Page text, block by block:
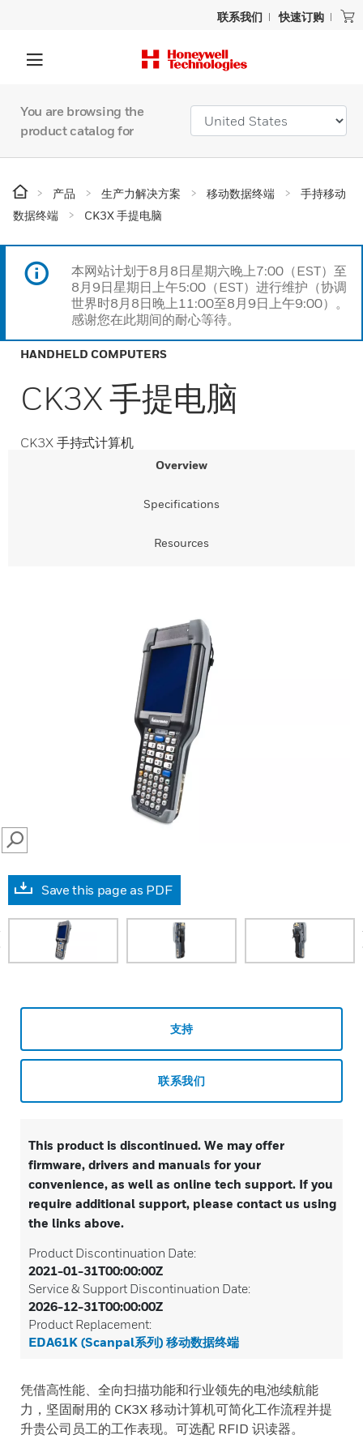
联系我们 快速订购
You are browsing the
product catalog for
产品 生产力解决方案 移动数据终端
手持移动
数据终端
CK3X 手提电脑
本网站计划于8月8日星期六晚上7:00（EST）至
8月9日星期日上午5:00（EST）进行维护（协调
世界时8月8日晚上11:00至8月9日上午9:00）。
感谢您在此期间的耐心等待。
HANDHELD COMPUTERS
CK3X 手提电脑
CK3X 手持式计算机
Overview
Specifications
Resources
SEARCH
Save this page as PDF
支持
联系我们
This product is discontinued. We may offer
firmware, drivers and manuals for your
convenience, as well as online tech support. If you
require additional support, please contact us using
the links above.
Product Discontinuation Date:
2021-01-31T00:00:00Z
Service & Support Discontinuation Date:
2026-12-31T00:00:00Z
Product Replacement:
EDA61K (Scanpal系列) 移动数据终端
凭借高性能、全向扫描功能和行业领先的电池续航能
力，坚固耐用的 CK3X 移动计算机可简化工作流程并提
升贵公司员工的工作表现。可选配 RFID 识读器。